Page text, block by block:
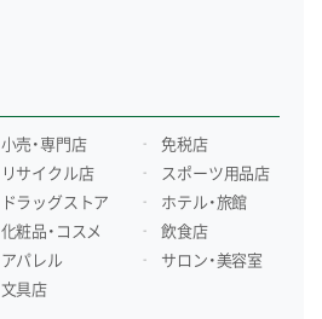
小売・専門店
リサイクル店
ドラッグストア
化粧品・コスメ
アパレル
文具店
免税店
スポーツ用品店
ホテル・旅館
飲食店
サロン・美容室